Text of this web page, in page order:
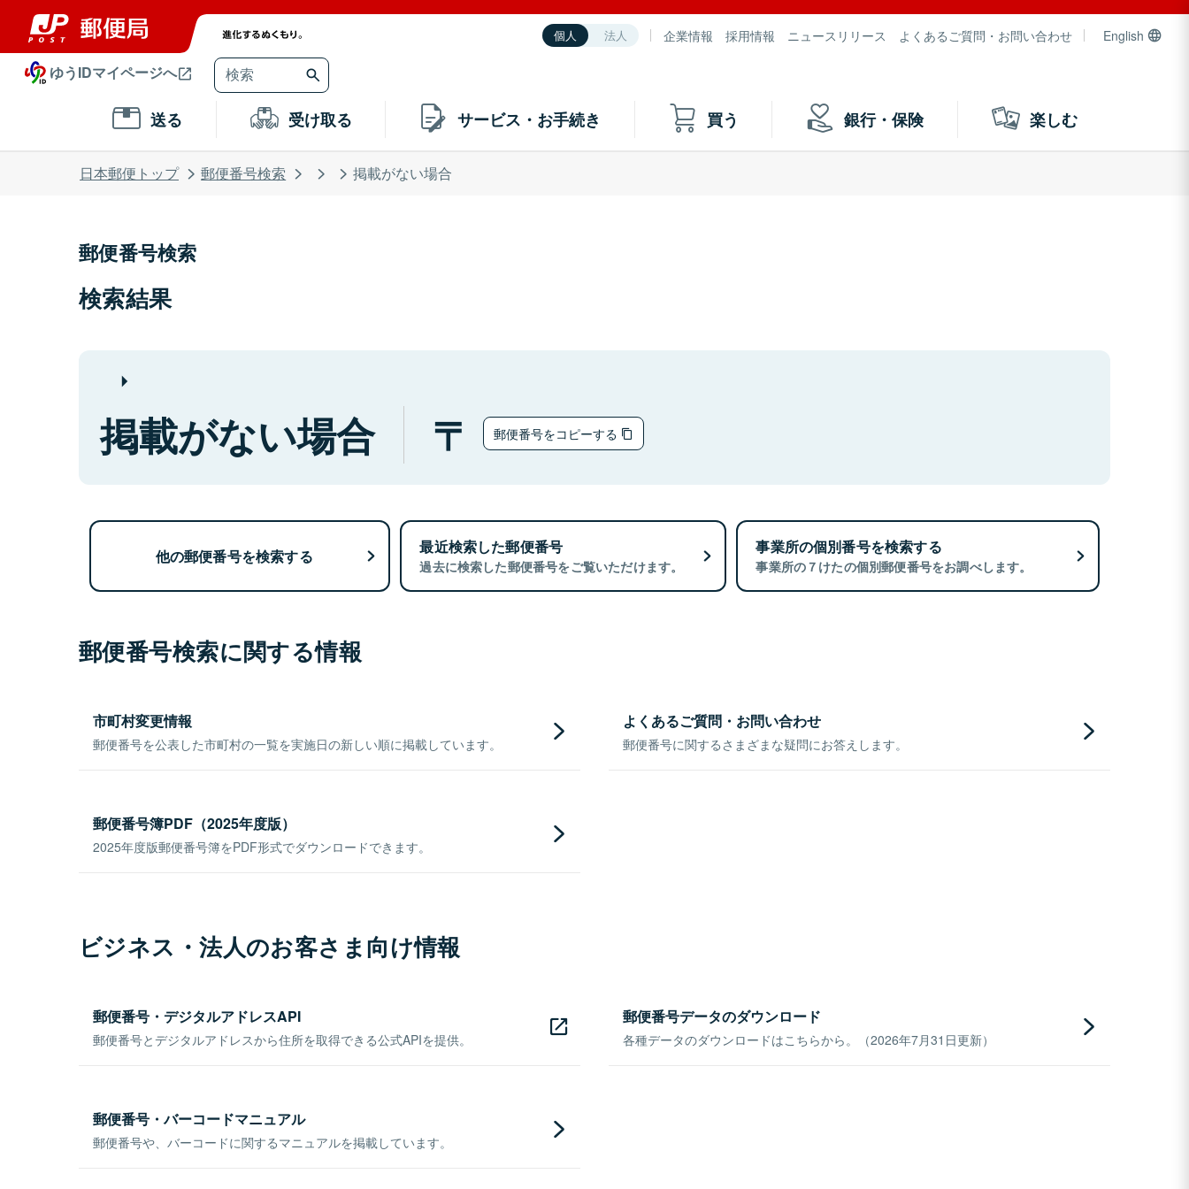
個人 法人 企業情報 採用情報 ニュースリリース よくあるご質問・お問い合わせ English
ゆうIDマイページへ
送る 受け取る サービス・お手続き 買う 銀行・保険 楽しむ
日本郵便トップ 郵便番号検索 掲載がない場合
郵便番号検索
検索結果
掲載がない場合 郵便番号をコピーする
他の郵便番号を検索する 最近検索した郵便番号
過去に検索した郵便番号をご覧いただけます。
事業所の個別番号を検索する
事業所の７けたの個別郵便番号をお調べします。
郵便番号検索に関する情報
市町村変更情報
郵便番号を公表した市町村の一覧を実施日の新しい順に掲載しています。
よくあるご質問・お問い合わせ
郵便番号に関するさまざまな疑問にお答えします。
郵便番号簿PDF（2025年度版）
2025年度版郵便番号簿をPDF形式でダウンロードできます。
ビジネス・法人のお客さま向け情報
郵便番号・デジタルアドレスAPI
郵便番号とデジタルアドレスから住所を取得できる公式APIを提供。
郵便番号データのダウンロード
各種データのダウンロードはこちらから。（2026年7月31日更新）
郵便番号・バーコードマニュアル
郵便番号や、バーコードに関するマニュアルを掲載しています。